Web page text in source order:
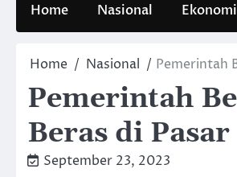
Home Nasional Ekonomi
Home Nasional Pemerintah
Pemerintah
Beras di Pasar
September 23, 2023